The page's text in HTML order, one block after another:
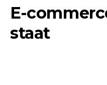
E-
staat